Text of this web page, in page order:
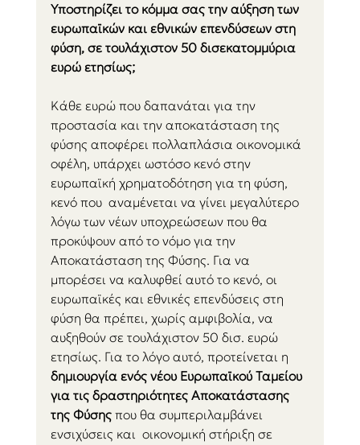
Υποστηρίζει το κόμμα σας την αύξηση των
ευρωπαϊκών και εθνικών επενδύσεων στη
φύση, σε τουλάχιστον 50 δισεκατομμύρια
ευρώ ετησίως;
Κάθε ευρώ που δαπανάται για την
προστασία και την αποκατάσταση της
φύσης αποφέρει πολλαπλάσια οικονομικά
οφέλη, υπάρχει ωστόσο κενό στην
ευρωπαϊκή χρηματοδότηση για τη φύση,
κενό που  αναμένεται να γίνει μεγαλύτερο
λόγω των νέων υποχρεώσεων που θα
προκύψουν από το νόμο για την
Αποκατάσταση της Φύσης. Για να
μπορέσει να καλυφθεί αυτό το κενό, οι
ευρωπαϊκές και εθνικές επενδύσεις στη
φύση θα πρέπει, χωρίς αμφιβολία, να
αυξηθούν σε τουλάχιστον 50 δισ. ευρώ
ετησίως. Για το λόγο αυτό, προτείνεται η
δημιουργία ενός νέου Ευρωπαϊκού Ταμείου
για τις δραστηριότητες Αποκατάστασης
της Φύσης που θα συμπεριλαμβάνει
ενσιχύσεις και  οικονομική στήριξη σε